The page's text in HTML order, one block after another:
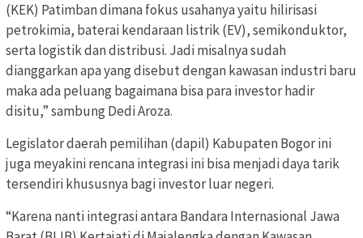
(KEK) Patimban dimana fokus usahanya yaitu hilirisasi
petrokimia, baterai kendaraan listrik (EV), semikonduktor,
serta logistik dan distribusi. Jadi misalnya sudah
dianggarkan apa yang disebut dengan kawasan industri baru
maka ada peluang bagaimana bisa para investor hadir
disitu,” sambung Dedi Aroza.
Legislator daerah pemilihan (dapil) Kabupaten Bogor ini
juga meyakini rencana integrasi ini bisa menjadi daya tarik
tersendiri khususnya bagi investor luar negeri.
“Karena nanti integrasi antara Bandara Internasional Jawa